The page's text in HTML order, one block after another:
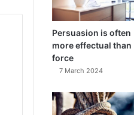
Persuasion is often
more effectual than
force
7 March 2024